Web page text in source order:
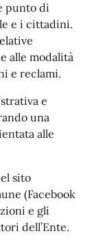
punto di
e i cittadini.
alle modalità
e reclami.
e
una
alle
sito
(Facebook
e gli
dell’Ente.